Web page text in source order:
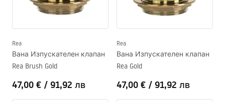
Rea
Вана Изпускателен клапан
Rea Brush Gold
47,00 € / 91,92 лв
Rea
Вана Изпускателен клапан
Rea Gold
47,00 € / 91,92 лв